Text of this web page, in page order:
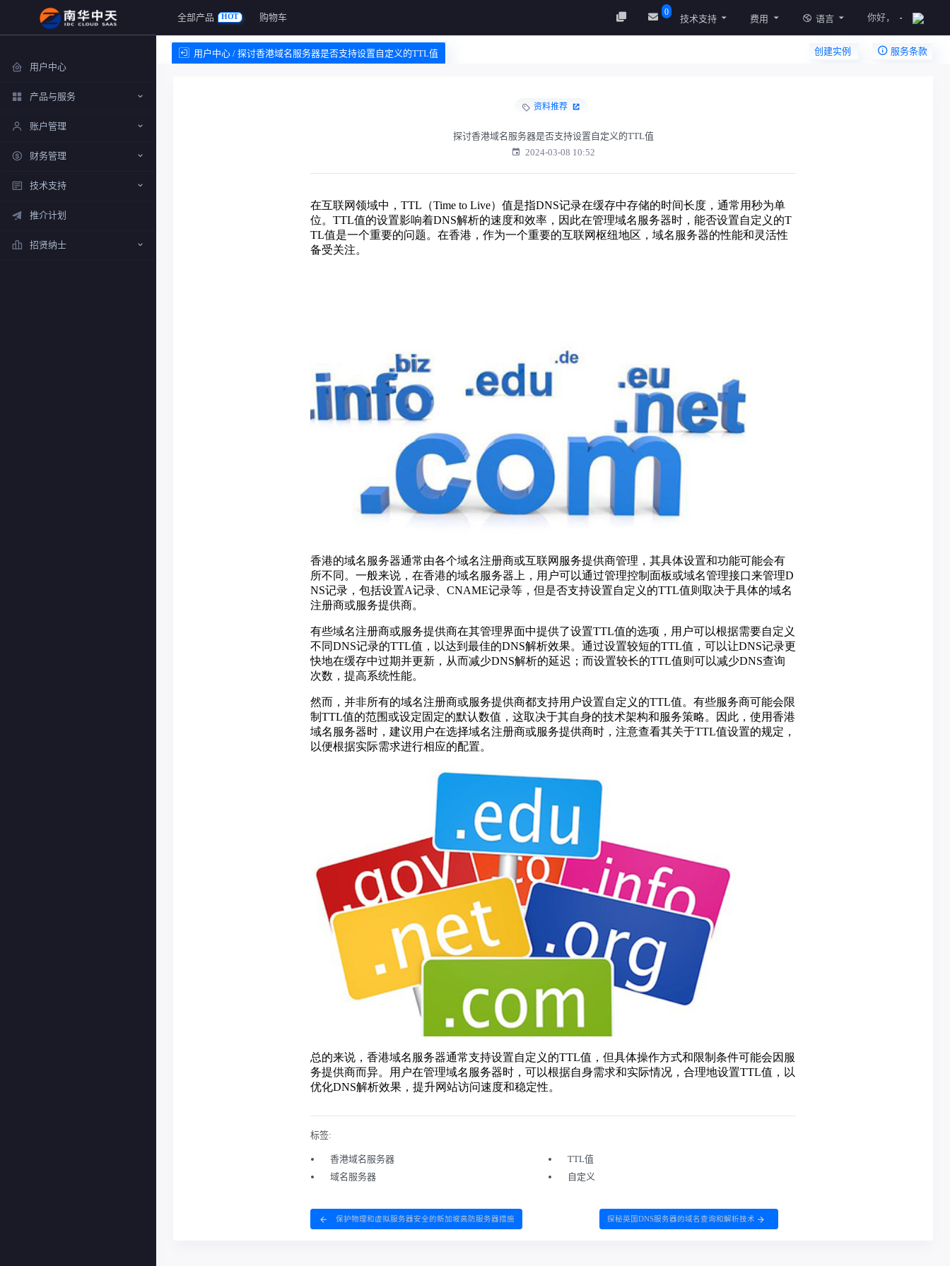
全部产品 HOT 购物车 0
技术支持 费用 语言 你好，
用户中心 / 探讨香港域名服务器是否支持设置自定义的TTL值 创建实例
服务条款
用户中心
产品与服务
账户管理
财务管理
技术支持
推介计划
招贤纳士
资料推荐
探讨香港域名服务器是否支持设置自定义的TTL值
2024-03-08 10:52
标签:
香港域名服务器
TTL值
域名服务器
自定义
保护物理和虚拟服务器安全的新加坡高防服务器措施 探秘英国DNS服务器的域名查询和解析技术